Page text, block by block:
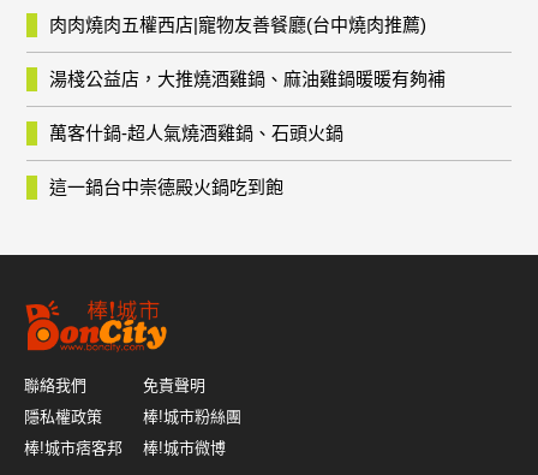
肉肉燒肉五權西店|寵物友善餐廳(台中燒肉推薦)
湯棧公益店，大推燒酒雞鍋、麻油雞鍋暖暖有夠補
萬客什鍋-超人氣燒酒雞鍋、石頭火鍋
這一鍋台中崇德殿火鍋吃到飽
聯絡我們
免責聲明
隱私權政策
棒!城市粉絲團
棒!城市痞客邦
棒!城市微博